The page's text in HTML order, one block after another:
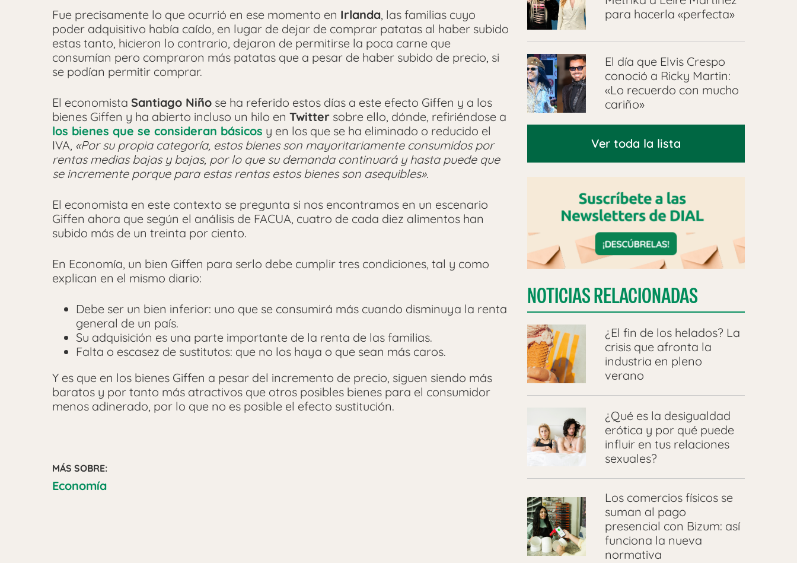
Fue precisamente lo que ocurrió en ese momento en Irlanda, las familias cuyo
poder adquisitivo había caído, en lugar de dejar de comprar patatas al haber subido
estas tanto, hicieron lo contrario, dejaron de permitirse la poca carne que
consumían pero compraron más patatas que a pesar de haber subido de precio, si
se podían permitir comprar.
El economista Santiago Niño se ha referido estos días a este efecto Giffen y a los
bienes Giffen y ha abierto incluso un hilo en Twitter sobre ello, dónde, refiriéndose a
los bienes que se consideran básicos y en los que se ha eliminado o reducido el
IVA, «Por su propia categoría, estos bienes son mayoritariamente consumidos por
rentas medias bajas y bajas, por lo que su demanda continuará y hasta puede que
se incremente porque para estas rentas estos bienes son asequibles».
El economista en este contexto se pregunta si nos encontramos en un escenario
Giffen ahora que según el análisis de FACUA, cuatro de cada diez alimentos han
subido más de un treinta por ciento.
En Economía, un bien Giffen para serlo debe cumplir tres condiciones, tal y como
explican en el mismo diario:
Debe ser un bien inferior: uno que se consumirá más cuando disminuya la renta
general de un país.
Su adquisición es una parte importante de la renta de las familias.
Falta o escasez de sustitutos: que no los haya o que sean más caros.
Y es que en los bienes Giffen a pesar del incremento de precio, siguen siendo más
baratos y por tanto más atractivos que otros posibles bienes para el consumidor
menos adinerado, por lo que no es posible el efecto sustitución.
MÁS SOBRE:
Economía
para hacerla «perfecta»
El día que Elvis Crespo
conoció a Ricky Martin:
«Lo recuerdo con mucho
cariño»
Ver toda la lista
NOTICIAS RELACIONADAS
¿El fin de los helados? La
crisis que afronta la
industria en pleno
verano
¿Qué es la desigualdad
erótica y por qué puede
influir en tus relaciones
sexuales?
Los comercios físicos se
suman al pago
presencial con Bizum: así
funciona la nueva
normativa